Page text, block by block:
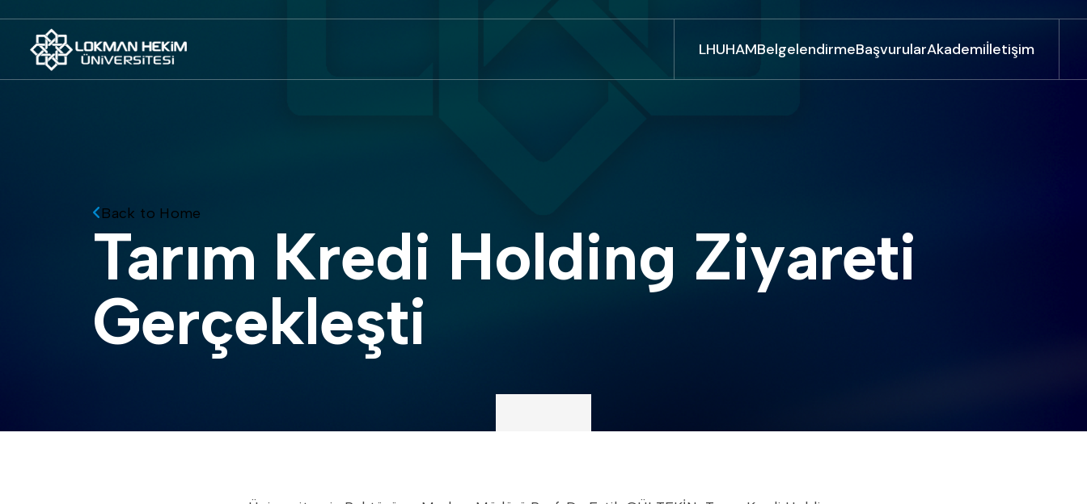
LHUHAM Belgelendirme Başvurular Akademi İletişim
Back to Home
Tarım Kredi Holding Ziyareti
Gerçekleşti